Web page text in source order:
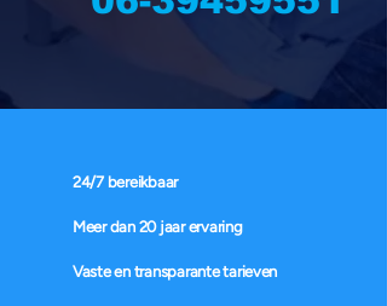
24/7 bereikbaar
Meer dan 20 jaar ervaring
Vaste en transparante tarieven